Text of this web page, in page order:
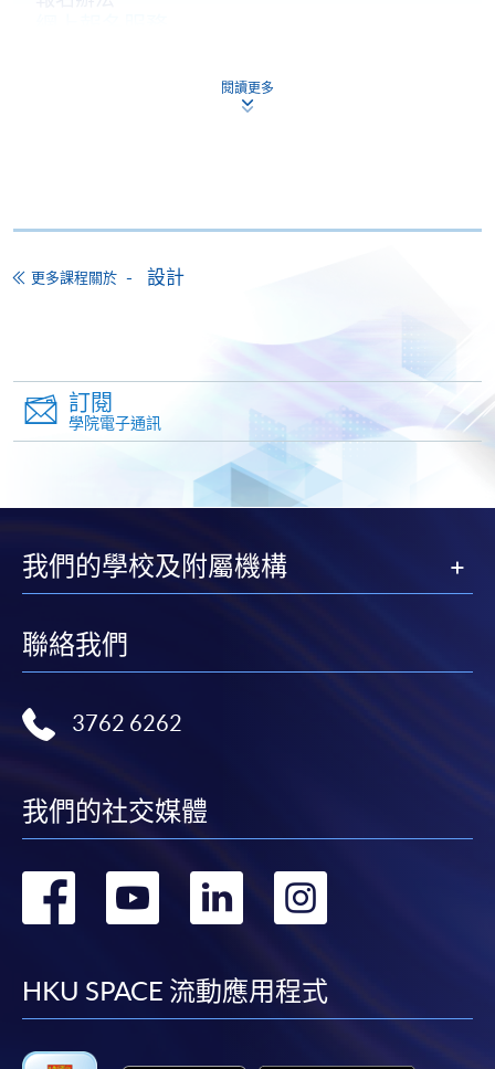
務，申請人可通過網上申請個別學歷頒授課程和報讀
信支付」(Online WeChat Pay) 、「支付寶」(Online
填寫網上報名表格
申請人可按該課程網頁的右上角的
圖示進入網上服務網頁，然
後按照指示填妥網上報名表格。
中指定所須文件(如學歷證明)。系統只支援doc,
docx, jpg 和pdf格式之附件。
繳交所需費用
申請人可使用以下方式繳交報名費或課程費用:
定繳費靈網上密碼。有關如何申請繳費靈戶口及密
碼，請瀏覽繳費靈網址
*信用咭網上繳費服務
- 申請人可以 VISA 或
Mastercard（包括「香港大學專業進修學院
*香港大學專業進修學院Mastercard卡持有人如欲享用十個
月免息分期付款優惠，必須親臨本學院設有報名服務的教
學中心作付款安排。
閱讀更多
更多課程關於 設計
訂閱
學院電子通訊
我們的學校及附屬機構
聯絡我們
3762 6262
我們的社交媒體
轉
facebook
轉
youtube
轉
linkedin
HKU SPACE 流動應用程式